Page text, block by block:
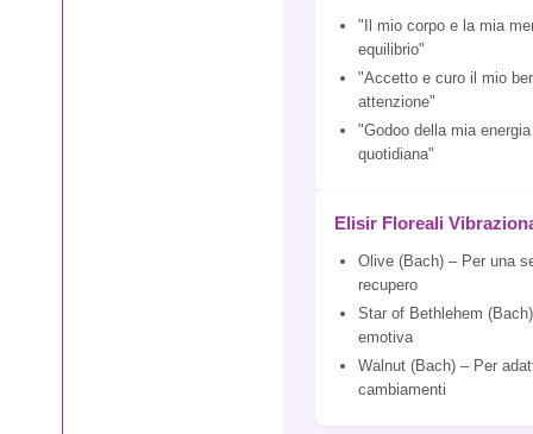
"Il mio corpo e la mia
equilibrio"
"Accetto e curo il mio
attenzione"
"Godoo della mia
quotidiana"
Elisir Floreali
Olive (Bach) – Per una
recupero
Star of Bethlehem
emotiva
Walnut (Bach) – Per
cambiamenti